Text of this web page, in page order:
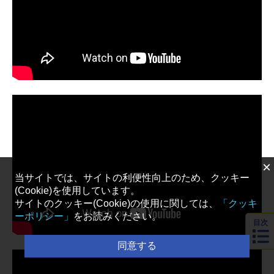
目次
×
当サイトでは、サイトの利便性向上のため、クッキー
(Cookie)を使用しています。
サイトのクッキー(Cookie)の使用に関しては、
「クッキ
ーポリシー」
をお読みください。
同意する